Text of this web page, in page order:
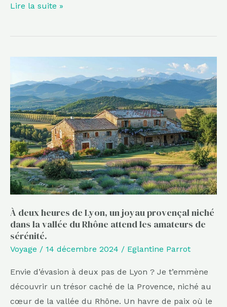
Lire la suite »
À deux heures de Lyon, un joyau provençal niché
dans la vallée du Rhône attend les amateurs de
sérénité.
Voyage / 14 décembre 2024 / Eglantine Parrot
Envie d’évasion à deux pas de Lyon ? Je t’emmène
découvrir un trésor caché de la Provence, niché au
cœur de la vallée du Rhône. Un havre de paix où le
heures
de
Lyon,
un
joyau
provençal
niché
dans
la
vallée
du
Rhône
attend
les
amateurs